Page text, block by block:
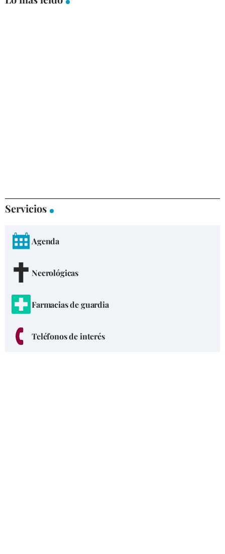
Servicios
Agenda
Necrológicas
Farmacias de guardia
Teléfonos de interés